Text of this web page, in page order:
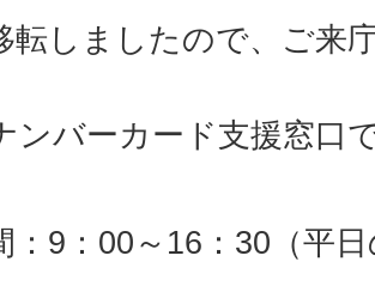
しましたので、ご来
バーカード支援窓口
：9：00～16：30（平